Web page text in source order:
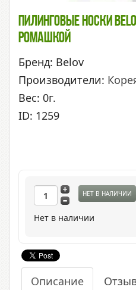
Пилинговые Носки
Ромашкой
Бренд: Belov
Производители:
Вес: 0г.
ID: 1259
НЕТ В НАЛИЧИИ
Нет в наличии
Описание